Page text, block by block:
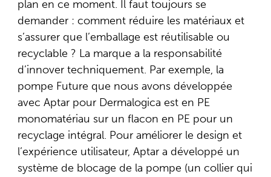
plan en ce moment. Il faut toujours se
demander : comment réduire les matériaux et
s’assurer que l’emballage est réutilisable ou
recyclable ? La marque a la responsabilité
d’innover techniquement. Par exemple, la
pompe Future que nous avons développée
avec Aptar pour Dermalogica est en PE
monomatériau sur un flacon en PE pour un
recyclage intégral. Pour améliorer le design et
l’expérience utilisateur, Aptar a développé un
système de blocage de la pompe (un collier qui